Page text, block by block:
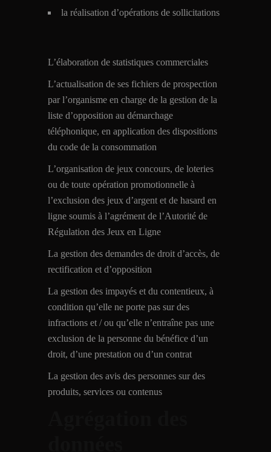
la réalisation d’opérations de sollicitations
L’élaboration de statistiques commerciales
L’actualisation de ses fichiers de prospection
par l’organisme en charge de la gestion de la
liste d’opposition au démarchage
téléphonique, en application des dispositions
du code de la consommation
L’organisation de jeux concours, de loteries
ou de toute opération promotionnelle à
l’exclusion des jeux d’argent et de hasard en
ligne soumis à l’agrément de l’Autorité de
Régulation des Jeux en Ligne
La gestion des demandes de droit d’accès, de
rectification et d’opposition
La gestion des impayés et du contentieux, à
condition qu’elle ne porte pas sur des
infractions et / ou qu’elle n’entraîne pas une
exclusion de la personne du bénéfice d’un
droit, d’une prestation ou d’un contrat
La gestion des avis des personnes sur des
produits, services ou contenus